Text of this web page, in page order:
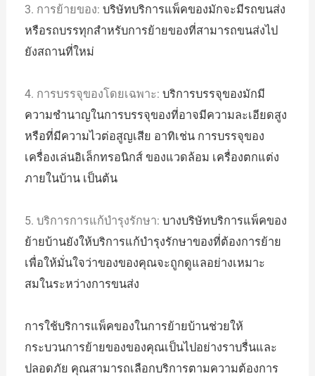
3. การย้ายของ:บริษัทบริการแพ็คของมักจะมีรถขนส่ง
หรือรถบรรทุกสำหรับการย้ายของที่สามารถขนส่งไป
ยังสถานที่ใหม่
4. การบรรจุของโดยเฉพาะ:บริการบรรจุของมักมี
ความชำนาญในการบรรจุของที่อาจมีความละเอียดสูง
หรือที่มีความไวต่อสูญเสีย อาทิเช่น การบรรจุของ
เครื่องเล่นอิเล็กทรอนิกส์ ของแวดล้อม เครื่องตกแต่ง
ภายในบ้าน เป็นต้น
5. บริการการแก้บำรุงรักษา:บางบริษัทบริการแพ็คของ
ย้ายบ้านยังให้บริการแก้บำรุงรักษาของที่ต้องการย้าย
เพื่อให้มั่นใจว่าของของคุณจะถูกดูแลอย่างเหมาะ
สมในระหว่างการขนส่ง
การใช้บริการแพ็คของในการย้ายบ้านช่วยให้
กระบวนการย้ายของของคุณเป็นไปอย่างราบรื่นและ
ปลอดภัย คุณสามารถเลือกบริการตามความต้องการ